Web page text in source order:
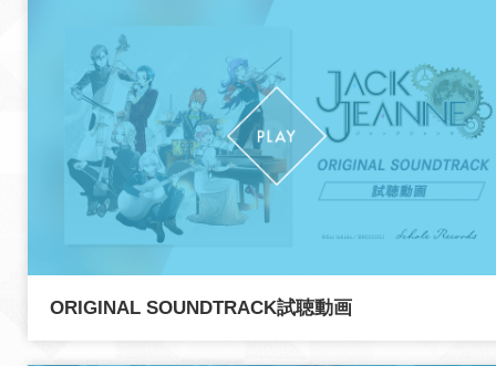
ORIGINAL SOUNDTRACK試聴動画